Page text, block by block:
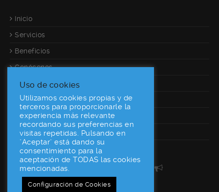
Inicio
Servicios
Beneficios
Conócenos
Referencias
Calculadora
Contacto
Desarrolladores
160World En Las Redes
Uso de cookies
Utilizamos cookies propias y de
terceros para proporcionarle la
experiencia más relevante
recordando sus preferencias en
visitas repetidas. Pulsando en
"Aceptar" está dando su
consentimiento para la
aceptación de TODAS las cookies
mencionadas.
Configuración de Cookies